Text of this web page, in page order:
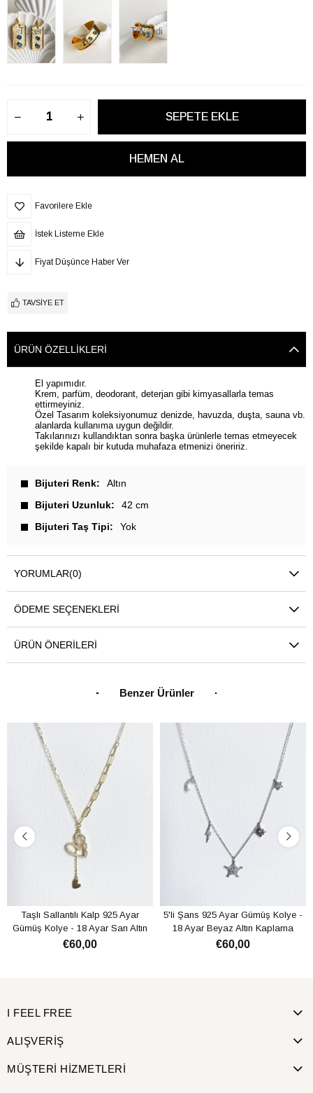
Tükendi Tükendi
Favorilere Ekle
İstek Listeme Ekle
Fiyat Düşünce Haber Ver
TAVSIYE ET
ÜRÜN ÖZELLIKLERI
El yapımıdır.
Krem, parfüm, deodorant, deterjan gibi kimyasallarla temas
ettirmeyiniz.
Özel Tasarım koleksiyonumuz denizde, havuzda, duşta, sauna vb.
alanlarda kullanıma uygun değildir.
Takılarınızı kullandıktan sonra başka ürünlerle temas etmeyecek
şekilde kapalı bir kutuda muhafaza etmenizi öneririz.
Bijuteri Renk
Altın
Bijuteri Uzunluk
42 cm
Bijuteri Taş Tipi
Yok
YORUMLAR(0)
ÖDEME SEÇENEKLERI
ÜRÜN ÖNERILERI
Benzer Ürünler
Taşlı Sallantılı Kalp 925 Ayar
Gümüş Kolye - 18 Ayar Sarı Altın
Kaplama
€60,00
5'li Şans 925 Ayar Gümüş Kolye -
18 Ayar Beyaz Altın Kaplama
€60,00
I FEEL FREE
ALIŞVERİŞ
MÜŞTERİ HİZMETLERİ